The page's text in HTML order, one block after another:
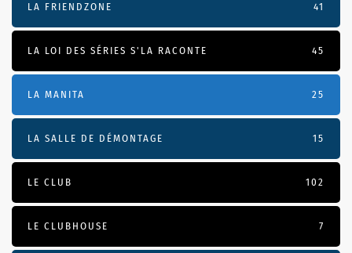
LA FRIENDZONE 41
LA LOI DES SÉRIES S'LA RACONTE 45
LA MANITA 25
LA SALLE DE DÉMONTAGE 15
LE CLUB 102
LE CLUBHOUSE 7